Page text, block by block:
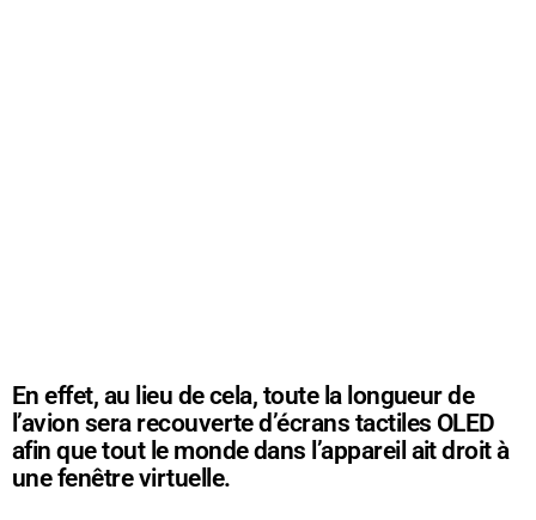
En effet, au lieu de cela, toute la longueur de
l’avion sera recouverte d’écrans tactiles OLED
afin que tout le monde dans l’appareil ait droit à
une fenêtre virtuelle.